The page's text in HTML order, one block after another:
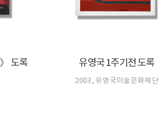
도록 유영국 1주기전 도록
2003, 유영국미술문화재단